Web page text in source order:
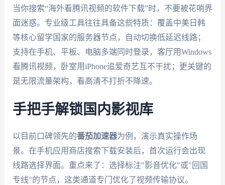
当你搜索“海外看腾讯视频的软件下载”时，不要被花哨界
面迷惑。专业级工具往往具备这些特质：覆盖中美日韩
等核心留学国家的服务器节点，自动切换低延迟线路；
支持在手机、平板、电脑多端同时登录，客厅用Windows
看腾讯视频，卧室用iPhone追爱奇艺互不干扰；更关键的
是无限流量架构，看高清不打折不降速。
手把手解锁国内影视库
以目前口碑领先的番茄加速器为例，演示真实操作场
景。在手机应用商店搜索下载安装后，首次运行会出现
线路选择界面。重点来了：选择标注"影音优化"或"回国
专线"的节点，这类通道专门优化了视频传输协议。